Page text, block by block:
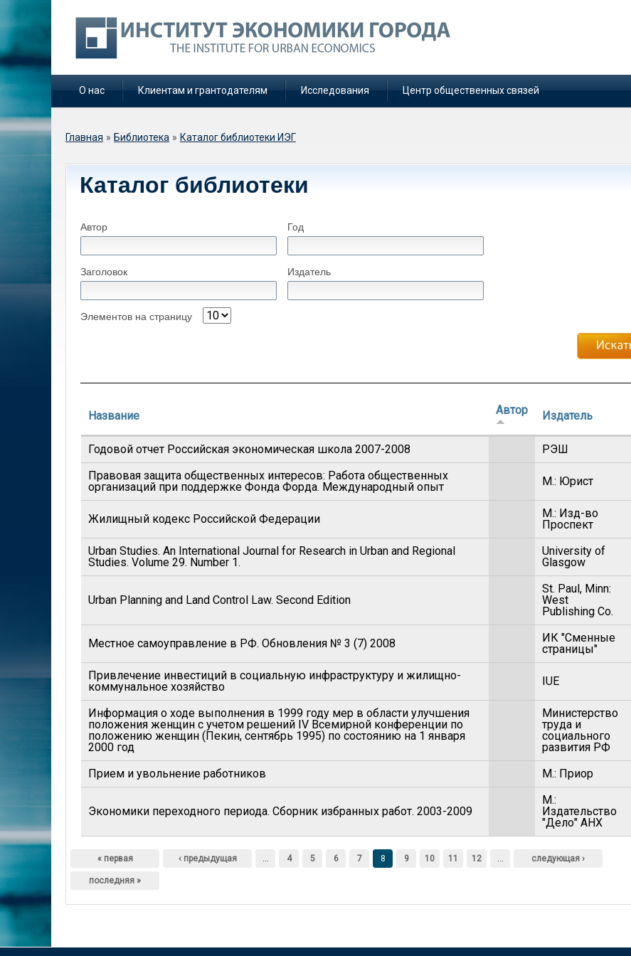
О нас Клиентам и грантодателям Исследования Центр общественных связей
Вы здесь
Главная » Библиотека » Каталог библиотеки ИЭГ
Каталог библиотеки
Автор Год
Заголовок Издатель
Элементов на страницу
Название Автор Издатель
Годовой отчет Российская экономическая школа 2007-2008 РЭШ
Правовая защита общественных интересов: Работа общественных
организаций при поддержке Фонда Форда. Международный опыт
М.: Юрист
Жилищный кодекс Российской Федерации
М.: Изд-во
Проспект
Urban Studies. An International Journal for Research in Urban and Regional
Studies. Volume 29. Number 1.
University of
Glasgow
Urban Planning and Land Control Law. Second Edition
St. Paul, Minn:
West
Publishing Co.
Местное самоуправление в РФ. Обновления № 3 (7) 2008
ИК "Сменные
страницы"
Привлечение инвестиций в социальную инфраструктуру и жилищно-
коммунальное хозяйство
IUE
Информация о ходе выполнения в 1999 году мер в области улучшения
положения женщин с учетом решений IV Всемирной конференции по
положению женщин (Пекин, сентябрь 1995) по состоянию на 1 января
2000 год
Министерство
труда и
социального
развития РФ
Прием и увольнение работников М.: Приор
Экономики переходного периода. Сборник избранных работ. 2003-2009
М.:
Издательство
"Дело" АНХ
« первая ‹ предыдущая … 4 5 6 7 8 9 10 11 12 … следующая ›
последняя »